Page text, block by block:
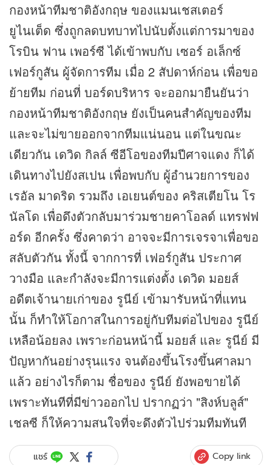
กองหน้าทีมชาติอังกฤษ ของแมนเชสเตอร์
ยูไนเต็ด ซึ่งถูกลดบทบาทไปนับตั้งแต่การมาของ
โรบิน ฟาน เพอร์ซี ได้เข้าพบกับ เซอร์ อเล็กซ์
เฟอร์กูสัน ผู้จัดการทีม เมื่อ 2 สัปดาห์ก่อน เพื่อขอ
ย้ายทีม ก่อนที่ บอร์ดบริหาร จะออกมายืนยันว่า
กองหน้าทีมชาติอังกฤษ ยังเป็นคนสำคัญของทีม
และจะไม่ขายออกจากทีมแน่นอน แต่ในขณะ
เดียวกัน เดวิด กิลล์ ซีอีโอของทีมปีศาจแดง ก็ได้
เดินทางไปยังสเปน เพื่อพบกับ ผู้อำนวยการของ
เรอัล มาดริด รวมถึง เอเยนต์ของ คริสเตียโน โร
นัลโด เพื่อดึงตัวกลับมาร่วมชายคาโอลด์ แทรฟฟ
อร์ด อีกครั้ง ซึ่งคาดว่า อาจจะมีการเจรจาเพื่อขอ
สลับตัวกัน ทั้งนี้ จากการที่ เฟอร์กูสัน ประกาศ
วางมือ และกำลังจะมีการแต่งตั้ง เดวิด มอยส์
อดีตเจ้านายเก่าของ รูนีย์ เข้ามารับหน้าที่แทน
นั้น ก็ทำให้โอกาสในการอยู่กับทีมต่อไปของ รูนีย์
เหลือน้อยลง เพราะก่อนหน้านี้ มอยส์ และ รูนีย์ มี
ปัญหากันอย่างรุนแรง จนต้องขึ้นโรงขึ้นศาลมา
แล้ว อย่างไรก็ตาม ชื่อของ รูนีย์ ยังพอขายได้
เพราะทันทีที่มีข่าวออกไป ปรากฏว่า "สิงห์บลูส์"
เชลซี ก็ให้ความสนใจที่จะดึงตัวไปร่วมทีมทันที
แชร์ Copy link